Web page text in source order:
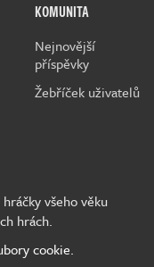
KOMUNITA
Nejnovější
příspěvky
Žebříček uživatelů
všeho věku
hrách.
cookie.